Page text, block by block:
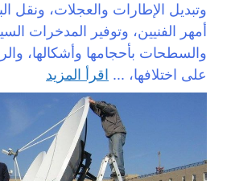
وتبديل الإطارات والعجلات، ونقل
أمهر الفنيين، وتوفير المدخرات
والسطحات بأحجامها وأشكالها،
على اختلافها، ... اقرأ المزيد